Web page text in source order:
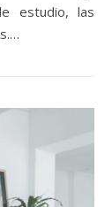
estudio, las